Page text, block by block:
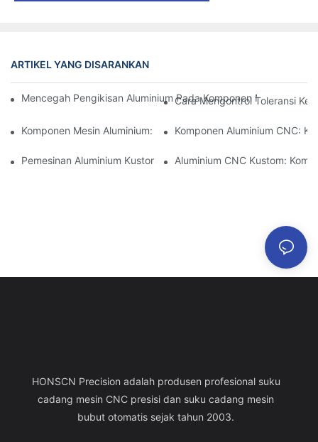
ARTIKEL YANG DISARANKAN
Mencegah Pengikisan Aluminium Pada Komponen Mesin
Cara Mengontrol Toleransi
Komponen Mesin Aluminium: Kustomisasi Untuk Pasar Niche
Komponen Aluminium CNC:
Pemesinan Aluminium Kustom: Menjelajahi Inovasi Industri
Aluminium CNC Kustom:
HONSCN Precision adalah produsen profesional suku
cadang mesin CNC presisi dan suku cadang mesin
bubut otomatis sejak tahun 2003.